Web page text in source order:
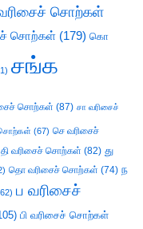
சொற்கள்
சொற்கள் (179) கொ
சங்க
சொற்கள் (87) சா வரிசைச்
சொற்கள் (67) செ வரிசைச்
தி வரிசைச் சொற்கள் (82) து
தொ வரிசைச் சொற்கள் (74) ந
ப வரிசைச்
பி வரிசைச் சொற்கள்